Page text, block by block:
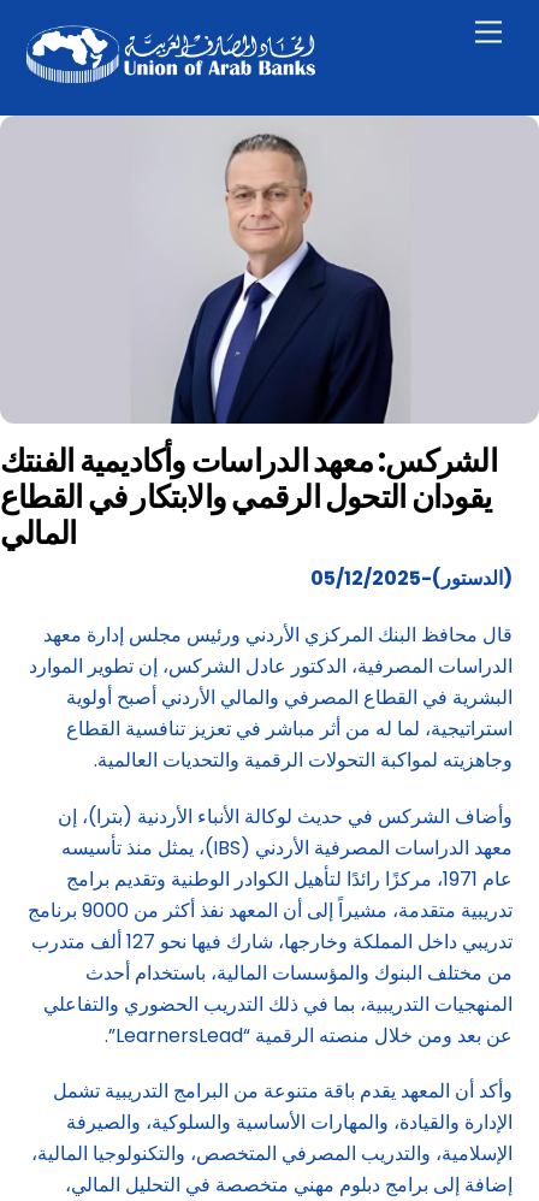
content
الشركس: معهد الدراسات وأكاديمية الفنتك
يقودان التحول الرقمي والابتكار في القطاع
المالي
(الدستور)-05/12/2025
قال محافظ البنك المركزي الأردني ورئيس مجلس إدارة معهد
الدراسات المصرفية، الدكتور عادل الشركس، إن تطوير الموارد
البشرية في القطاع المصرفي والمالي الأردني أصبح أولوية
استراتيجية، لما له من أثر مباشر في تعزيز تنافسية القطاع
وجاهزيته لمواكبة التحولات الرقمية والتحديات العالمية.
وأضاف الشركس في حديث لوكالة الأنباء الأردنية (بترا)، إن
معهد الدراسات المصرفية الأردني (IBS)، يمثل منذ تأسيسه
عام 1971، مركزًا رائدًا لتأهيل الكوادر الوطنية وتقديم برامج
تدريبية متقدمة، مشيراً إلى أن المعهد نفذ أكثر من 9000 برنامج
تدريبي داخل المملكة وخارجها، شارك فيها نحو 127 ألف متدرب
من مختلف البنوك والمؤسسات المالية، باستخدام أحدث
المنهجيات التدريبية، بما في ذلك التدريب الحضوري والتفاعلي
عن بعد ومن خلال منصته الرقمية “LearnersLead”.
وأكد أن المعهد يقدم باقة متنوعة من البرامج التدريبية تشمل
الإدارة والقيادة، والمهارات الأساسية والسلوكية، والصيرفة
الإسلامية، والتدريب المصرفي المتخصص، والتكنولوجيا المالية،
إضافة إلى برامج دبلوم مهني متخصصة في التحليل المالي،